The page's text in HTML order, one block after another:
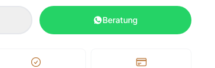
Beratung